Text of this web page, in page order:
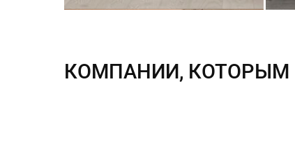
КОМПАНИИ, КОТОРЫМ